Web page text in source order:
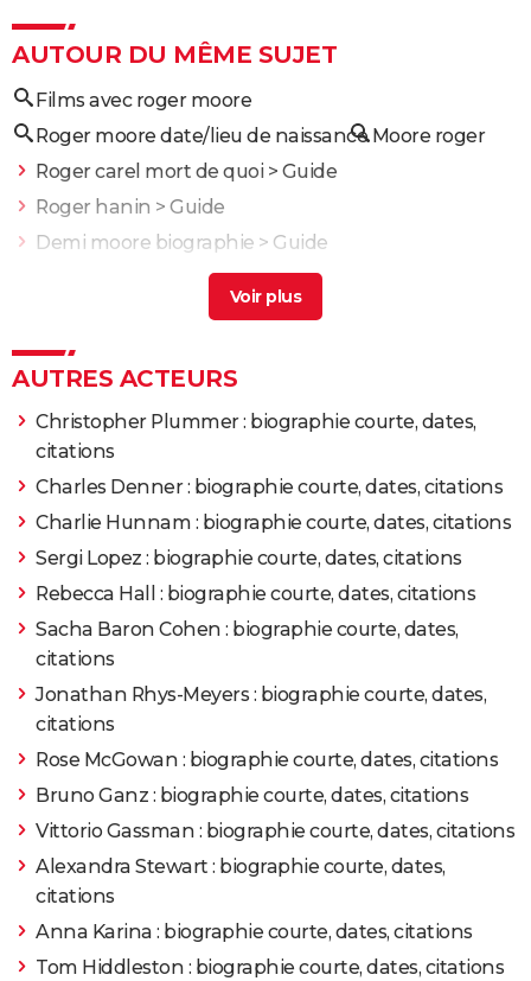
1981 Rien que pour vos yeux Rôle: James Bond
1980 Les Loups de haute mer
1980 Les Séducteurs Rôle: Harold Lindon
Bons baisers d'Athènes
1978 Les Oies sauvages
1978 Les Oies sauvages Rôle: Shawn Fynn
1976 L'Exécuteur
1976 L'Espion qui m'aimait
1974 L'Homme au pistolet d'or
1973 Vivre et laisser mourir
1971 Amicalement vôtreRéalisateur
1968 Le Saint - Les créateurs de fictions
1962 Le Saint - Saison 1
Le Trésor des sept collines
AUTOUR DU MÊME SUJET
Films avec roger moore
Roger moore date/lieu de naissance Moore roger
Roger carel mort de quoi> Guide
Roger hanin > Guide
Demi moore biographie > Guide
> Guide
> Guide
AUTRES ACTEURS
Christopher Plummer : biographie courte, dates,
citations
Charles Denner : biographie courte, dates, citations
Charlie Hunnam : biographie courte, dates, citations
Sergi Lopez : biographie courte, dates, citations
Rebecca Hall : biographie courte, dates, citations
Sacha Baron Cohen : biographie courte, dates,
citations
Jonathan Rhys-Meyers : biographie courte, dates,
citations
Rose McGowan : biographie courte, dates, citations
Bruno Ganz : biographie courte, dates, citations
Vittorio Gassman : biographie courte, dates, citations
Alexandra Stewart : biographie courte, dates,
citations
Anna Karina : biographie courte, dates, citations
Tom Hiddleston : biographie courte, dates, citations